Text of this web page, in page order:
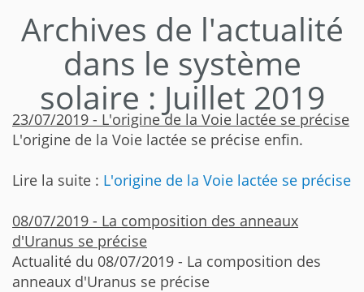
Archives de l'actualité
dans le système
solaire : Juillet 2019
23/07/2019 - L'origine de la Voie lactée se précise
L'origine de la Voie lactée se précise enfin.
Lire la suite : L'origine de la Voie lactée se précise
08/07/2019 - La composition des anneaux
d'Uranus se précise
Actualité du 08/07/2019 - La composition des
anneaux d'Uranus se précise